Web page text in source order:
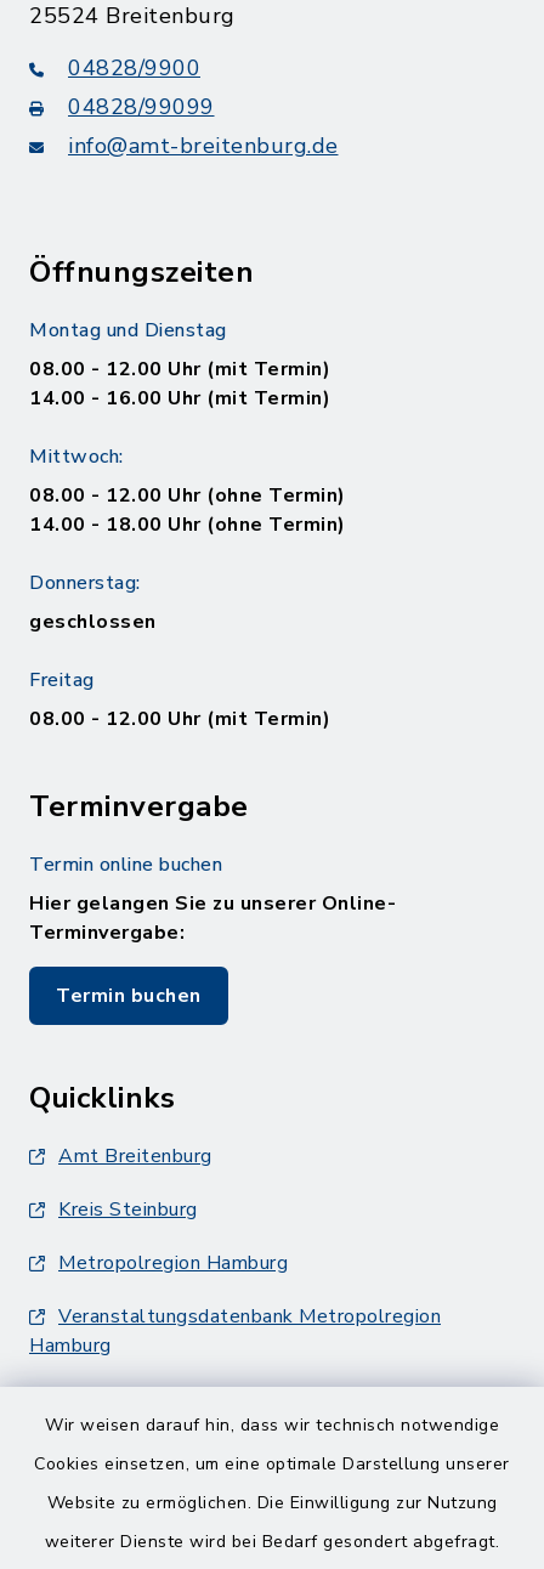
Wir weisen darauf hin, dass wir technisch notwendige
Cookies einsetzen, um eine optimale Darstellung unserer
Website zu ermöglichen. Die Einwilligung zur Nutzung
weiterer Dienste wird bei Bedarf gesondert abgefragt.
25524 Breitenburg
04828/9900
04828/99099
info@amt-breitenburg.de
Öffnungszeiten
Montag und Dienstag
08.00 - 12.00 Uhr (mit Termin)
14.00 - 16.00 Uhr (mit Termin)
Mittwoch:
08.00 - 12.00 Uhr (ohne Termin)
14.00 - 18.00 Uhr (ohne Termin)
Donnerstag:
geschlossen
Freitag
08.00 - 12.00 Uhr (mit Termin)
Terminvergabe
Termin online buchen
Hier gelangen Sie zu unserer Online-
Terminvergabe:
Termin buchen
Quicklinks
Amt Breitenburg
Kreis Steinburg
Metropolregion Hamburg
Veranstaltungsdatenbank Metropolregion
Hamburg